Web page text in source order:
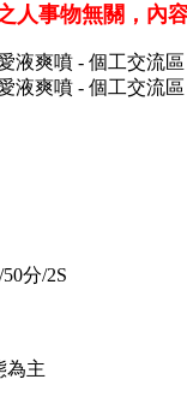
人事物無關，內
分/2S
為主